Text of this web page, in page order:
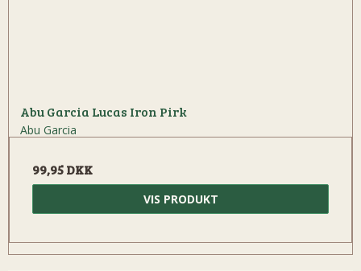
Abu Garcia Lucas Iron Pirk
Abu Garcia
99,95 DKK
VIS PRODUKT